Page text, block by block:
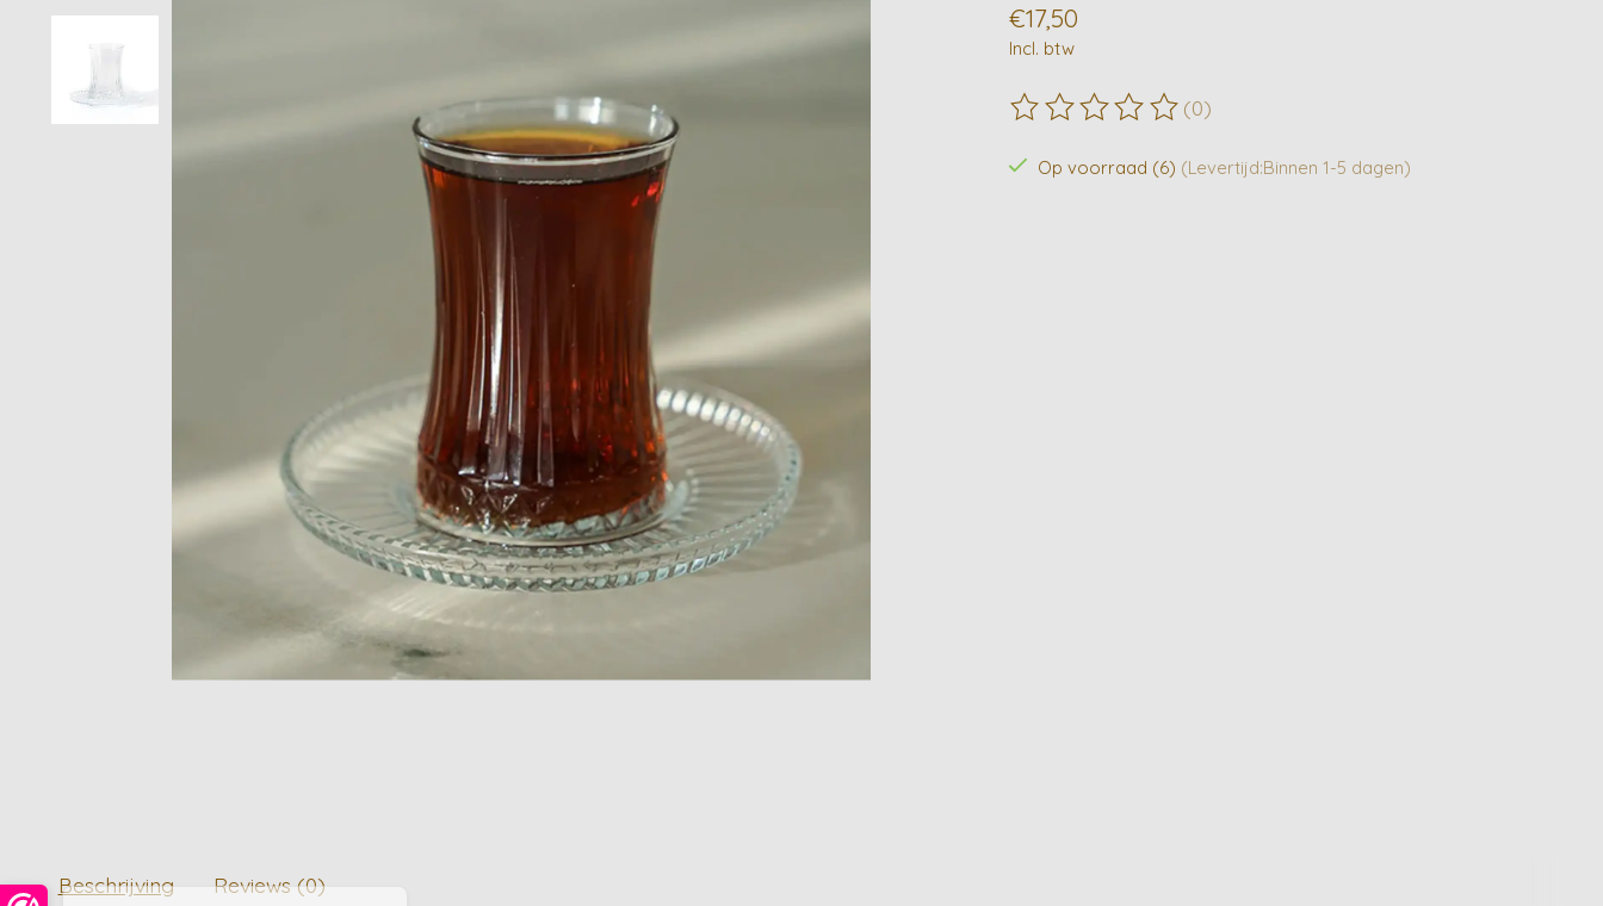
€17,50
Incl. btw
De beoordeling van dit product is
(0)
Op voorraad (6) (Levertijd:Binnen 1-5 dagen)
Beschrijving Reviews (0)